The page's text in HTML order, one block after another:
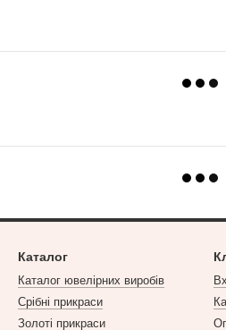
Каталог
Каталог ювелірних виробів
Срібні прикраси
Золоті прикраси